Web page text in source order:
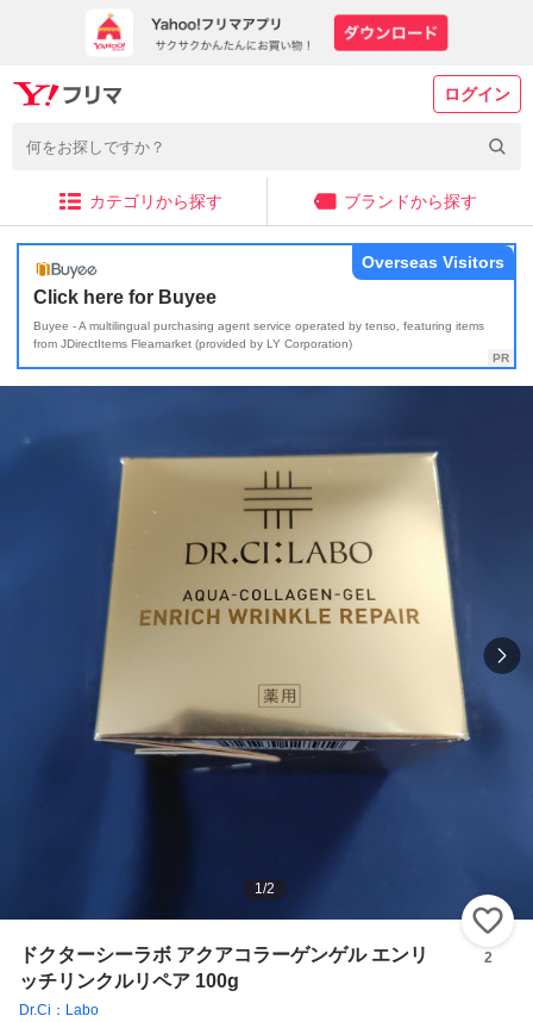
ログイン
カテゴリから探す ブランドから探す
Click here for Buyee
Buyee - A multilingual purchasing agent service operated by tenso, featuring items
from JDirectItems Fleamarket (provided by LY Corporation)
Overseas Visitors
1/2
ドクターシーラボ アクアコラーゲンゲル エンリ
ッチリンクルリペア 100g
Dr.Ci：Labo
2